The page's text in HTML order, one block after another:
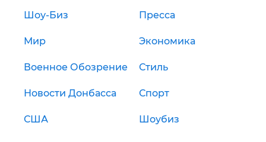
Шоу-Биз Пресса
Мир Экономика
Военное Обозрение Стиль
Новости Донбасса Спорт
США Шоубиз